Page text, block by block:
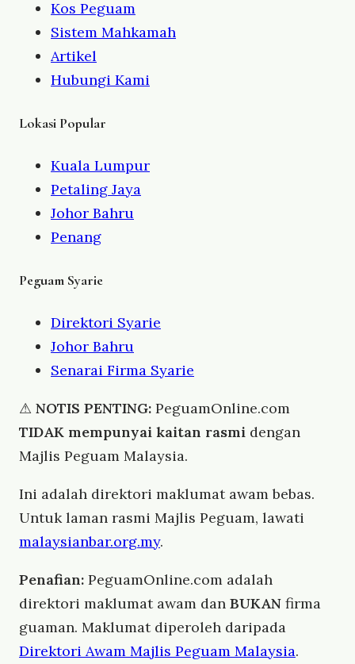
Kos Peguam
Sistem Mahkamah
Artikel
Hubungi Kami
Lokasi Popular
Kuala Lumpur
Petaling Jaya
Johor Bahru
Penang
Peguam Syarie
Direktori Syarie
Johor Bahru
Senarai Firma Syarie
⚠ NOTIS PENTING: PeguamOnline.com
TIDAK mempunyai kaitan rasmi dengan
Majlis Peguam Malaysia.
Ini adalah direktori maklumat awam bebas.
Untuk laman rasmi Majlis Peguam, lawati
malaysianbar.org.my.
Penafian: PeguamOnline.com adalah
direktori maklumat awam dan BUKAN firma
guaman. Maklumat diperoleh daripada
Direktori Awam Majlis Peguam Malaysia.